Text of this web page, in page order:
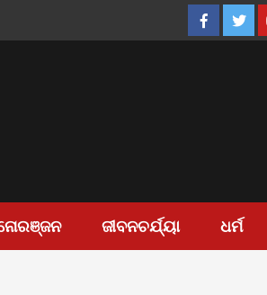
Facebook
ଜୀବନଚର୍ଯ୍ୟା ଧର୍ମ